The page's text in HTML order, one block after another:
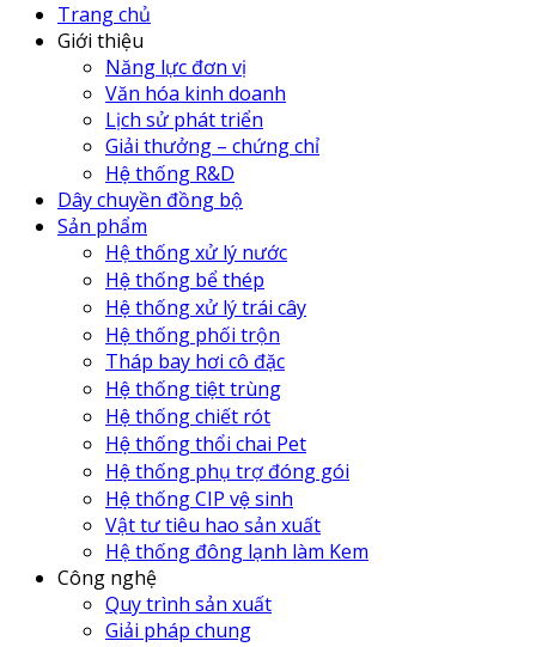
Trang chủ
Giới thiệu
Năng lực đơn vị
Văn hóa kinh doanh
Lịch sử phát triển
Giải thưởng – chứng chỉ
Hệ thống R&D
Dây chuyền đồng bộ
Sản phẩm
Hệ thống xử lý nước
Hệ thống bể thép
Hệ thống xử lý trái cây
Hệ thống phối trộn
Tháp bay hơi cô đặc
Hệ thống tiệt trùng
Hệ thống chiết rót
Hệ thống thổi chai Pet
Hệ thống phụ trợ đóng gói
Hệ thống CIP vệ sinh
Vật tư tiêu hao sản xuất
Hệ thống đông lạnh làm Kem
Công nghệ
Quy trình sản xuất
Giải pháp chung